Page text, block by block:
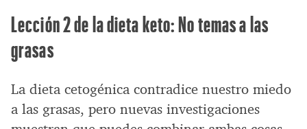
Lección 2 de la dieta keto: No temas a las
grasas
La dieta cetogénica contradice nuestro miedo
a las grasas, pero nuevas investigaciones